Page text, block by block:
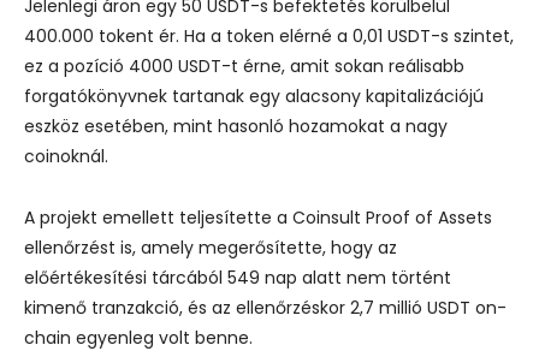
Jelenlegi áron egy 50 USDT-s befektetés körülbelül
400.000 tokent ér. Ha a token elérné a 0,01 USDT-s szintet,
ez a pozíció 4000 USDT-t érne, amit sokan reálisabb
forgatókönyvnek tartanak egy alacsony kapitalizációjú
eszköz esetében, mint hasonló hozamokat a nagy
coinoknál.
A projekt emellett teljesítette a Coinsult Proof of Assets
ellenőrzést is, amely megerősítette, hogy az
előértékesítési tárcából 549 nap alatt nem történt
kimenő tranzakció, és az ellenőrzéskor 2,7 millió USDT on-
chain egyenleg volt benne.